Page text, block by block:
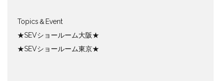
Topics＆Event
★SEVショールーム大阪★
★SEVショールーム東京★